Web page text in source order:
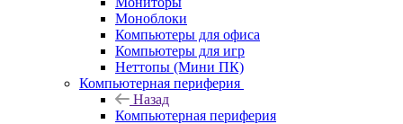
Моноблоки
Компьютеры для офиса
Компьютеры для игр
Неттопы (Мини ПК)
Компьютерная периферия
Назад
Компьютерная периферия